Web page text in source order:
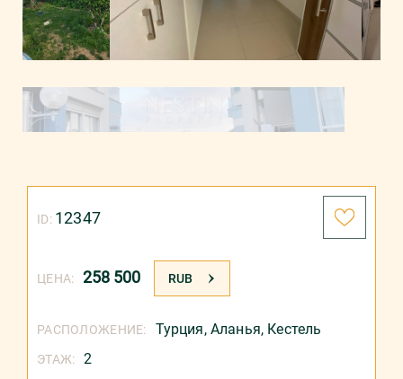
ЦЕНА: 258 500 RUB
ID: 12347
РАСПОЛОЖЕНИЕ: Турция, Аланья, Кестель
ЭТАЖ: 2